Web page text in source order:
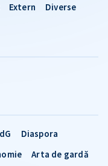
Extern Diverse
Diaspora
Arta de gardă